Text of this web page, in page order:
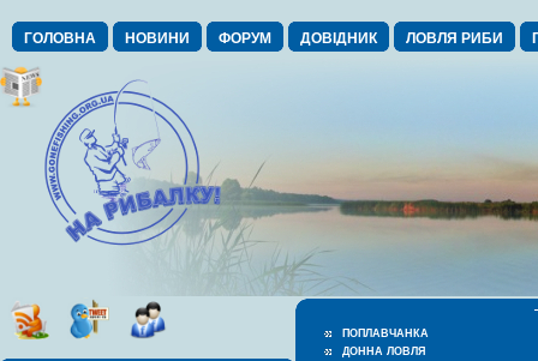
ГОЛОВНА НОВИНИ ФОРУМ ДОВІДНИК ЛОВЛЯ РИБИ
ПОПЛАВЧАНКА
ДОННА ЛОВЛЯ